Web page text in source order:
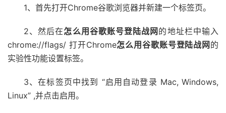
1、首先打开Chrome谷歌浏览器并新建一个标签页。
2、然后在怎么用谷歌账号登陆战网 的地址栏中输入
chrome://flags/ 打开Chrome怎么用谷歌账号登陆战网 的
实验性功能设置标签。
3、在标签页中找到 “启用自动登录 Mac, Windows,
Linux” ,并点击启用。